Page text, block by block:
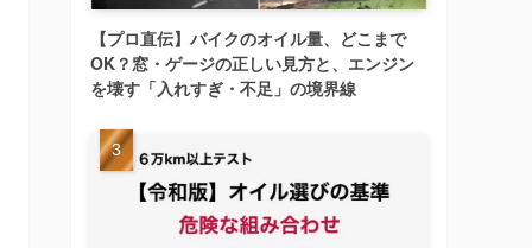
【プロ直伝】バイクのオイル量、どこまで
OK？窓・ゲージの正しい見方と、エンジン
を壊す「入れすぎ・不足」の境界線